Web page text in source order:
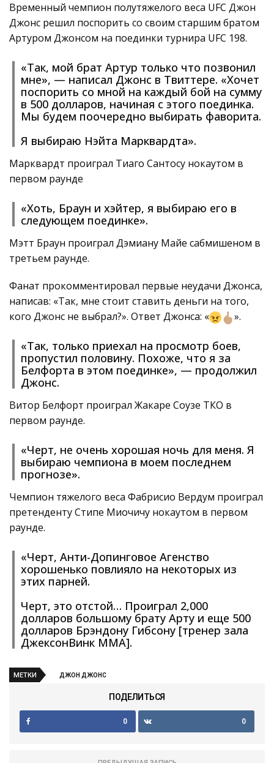
Временный чемпион полутяжелого веса UFC Джон
Джонс решил поспорить со своим старшим братом
Артуром Джонсом на поединки турнира UFC 198.
«Так, мой брат Артур только что позвонил
мне», — написал Джонс в Твиттере. «Хочет
поспорить со мной на каждый бой на сумму
в 500 долларов, начиная с этого поединка.
Мы будем поочередно выбирать фаворита.
Я выбираю Нэйта Марквардта».
Марквардт проиграл Тиаго Сантосу нокаутом в
первом раунде
«Хоть, Браун и хэйтер, я выбираю его в
следующем поединке».
Мэтт Браун проиграл Дэмиану Майе сабмишеном в
третьем раунде.
Фанат прокомментировал первые неудачи Джонса,
написав: «Так, мне стоит ставить деньги на того,
кого Джонс не выбрал?». Ответ Джонса: «
».
«Так, только приехал на просмотр боев,
пропустил половину. Похоже, что я за
Белфорта в этом поединке», — продолжил
Джонс.
Витор Белфорт проиграл Жакаре Соузе ТКО в
первом раунде.
«Черт, не очень хорошая ночь для меня. Я
выбираю чемпиона в моем последнем
прогнозе».
Чемпион тяжелого веса Фабрисио Вердум проиграл
претенденту Стипе Миочичу нокаутом в первом
раунде.
«Черт, Анти-Допинговое Агенство
хорошенько повлияло на некоторых из
этих парней.
Черт, это отстой… Проиграл 2,000
долларов большому брату Арту и еще 500
долларов Брэндону Гибсону [тренер зала
ДжексонВинк ММА].
МЕТКИ ДЖОН ДЖОНС
ПОДЕЛИТЬСЯ
0 0